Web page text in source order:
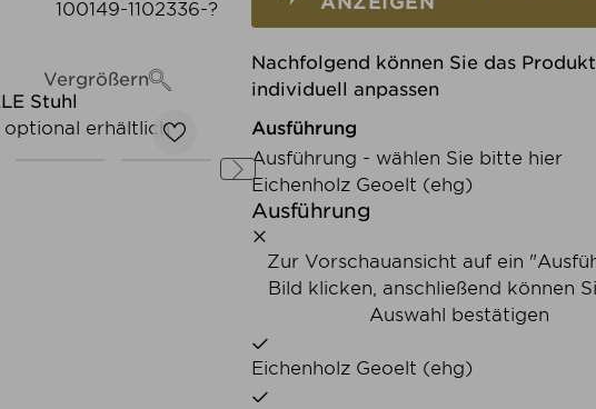
100149-1102336-?
Vergrößern
erhältlich
Nachfolgend können Sie das Produkt
individuell anpassen
Nachfolgend können
Ausführung
Ausführung - wählen Sie bitte hier
Eichenholz Geoelt (ehg)
Ausführung
Zur Vorschauansicht auf ein
Bild klicken, anschließend können
Auswahl bestätigen
Eichenholz Geoelt (ehg)